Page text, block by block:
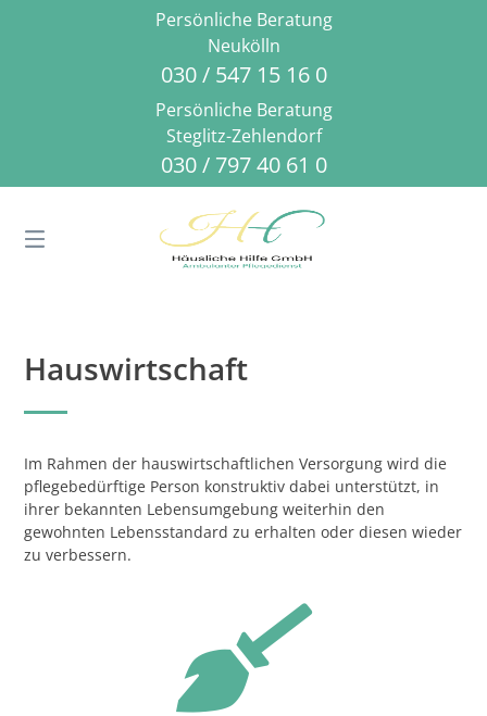
Persönliche Beratung
Neukölln
030 / 547 15 16 0
Persönliche Beratung
Steglitz-Zehlendorf
030 / 797 40 61 0
Hauswirtschaft
Im Rahmen der hauswirtschaftlichen Versorgung wird die
pflegebedürftige Person konstruktiv dabei unterstützt, in
ihrer bekannten Lebensumgebung weiterhin den
gewohnten Lebensstandard zu erhalten oder diesen wieder
zu verbessern.